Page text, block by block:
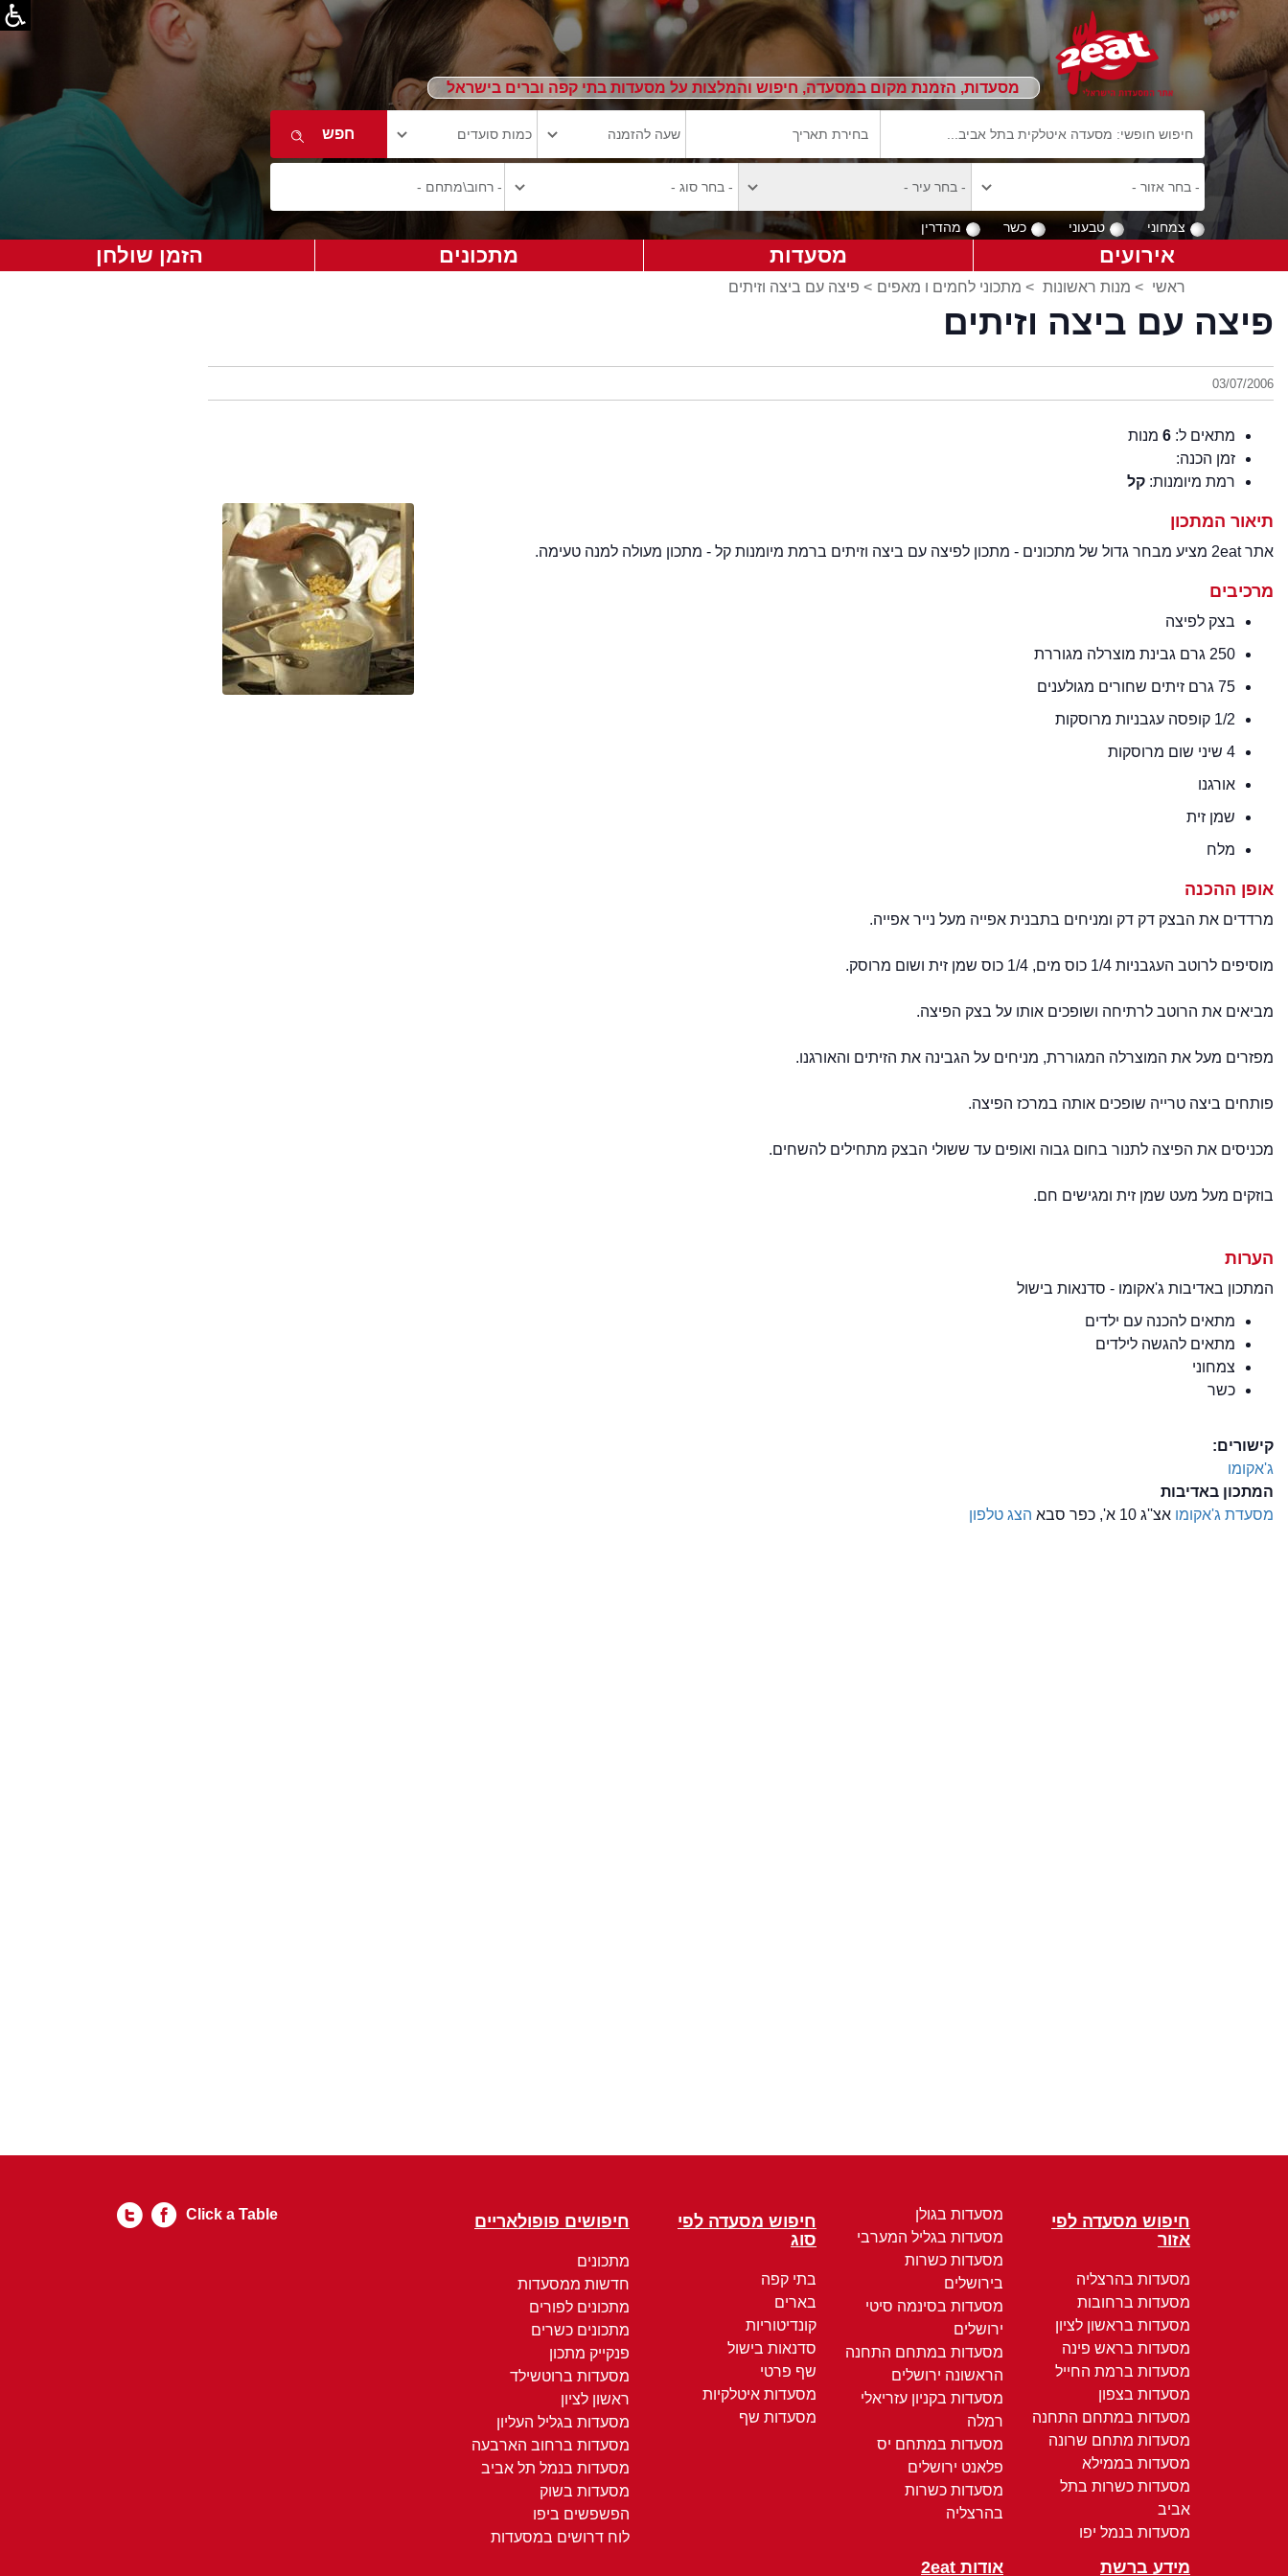
מסעדות, הזמנת מקום במסעדה, חיפוש והמלצות על מסעדות בתי קפה וברים בישראל
צמחוני טבעוני כשר מהדרין
אירועים מסעדות מתכונים הזמן שולחן
ראשי > מנות ראשונות > מתכוני לחמים ו מאפים > פיצה עם ביצה וזיתים
פיצה עם ביצה וזיתים
03/07/2006
מתאים ל: 6 מנות
זמן הכנה:
רמת מיומנות: קל
תיאור המתכון
אתר 2eat מציע מבחר גדול של מתכונים - מתכון לפיצה עם ביצה וזיתים ברמת מיומנות קל - מתכון מעולה למנה טעימה.
מרכיבים
בצק לפיצה
250 גרם גבינת מוצרלה מגוררת
75 גרם זיתים שחורים מגולענים
1/2 קופסה עגבניות מרוסקות
4 שיני שום מרוסקות
אורגנו
שמן זית
מלח
אופן ההכנה
מרדדים את הבצק דק דק ומניחים בתבנית אפייה מעל נייר אפייה.
מוסיפים לרוטב העגבניות 1/4 כוס מים, 1/4 כוס שמן זית ושום מרוסק.
מביאים את הרוטב לרתיחה ושופכים אותו על בצק הפיצה.
מפזרים מעל את המוצרלה המגוררת, מניחים על הגבינה את הזיתים והאורגנו.
פותחים ביצה טרייה שופכים אותה במרכז הפיצה.
מכניסים את הפיצה לתנור בחום גבוה ואופים עד ששולי הבצק מתחילים להשחים.
בוזקים מעל מעט שמן זית ומגישים חם.
הערות
המתכון באדיבות ג'אקומו - סדנאות בישול
מתאים להכנה עם ילדים
מתאים להגשה לילדים
צמחוני
כשר
קישורים:
ג'אקומו
המתכון באדיבות
מסעדת ג'אקומו אצ''ג 10 א', כפר סבא הצג טלפון
חיפוש מסעדה לפי
אזור
מסעדות בהרצליה
מסעדות ברחובות
מסעדות בראשון לציון
מסעדות בראש פינה
מסעדות ברמת החייל
מסעדות בצפון
מסעדות במתחם התחנה
מסעדות מתחם שרונה
מסעדות בממילא
מסעדות כשרות בתל
אביב
מסעדות בנמל יפו
מסעדות בגולן
מסעדות בגליל המערבי
מסעדות כשרות
בירושלים
מסעדות בסינמה סיטי
ירושלים
מסעדות במתחם התחנה
הראשונה ירושלים
מסעדות בקניון עזריאלי
רמלה
מסעדות במתחם יס
פלאנט ירושלים
מסעדות כשרות
בהרצליה
חיפוש מסעדה לפי
סוג
בתי קפה
בארים
קונדיטוריות
סדנאות בישול
שף פרטי
מסעדות איטלקיות
מסעדות שף
חיפושים פופולאריים
מתכונים
חדשות ממסעדות
מתכונים לפורים
מתכונים כשרים
פנקייק מתכון
מסעדות ברוטשילד
ראשון לציון
מסעדות בגליל העליון
מסעדות ברחוב הארבעה
מסעדות בנמל תל אביב
מסעדות בשוק
הפשפשים ביפו
לוח דרושים במסעדות
מידע ברשת אודות 2eat
Click a Table